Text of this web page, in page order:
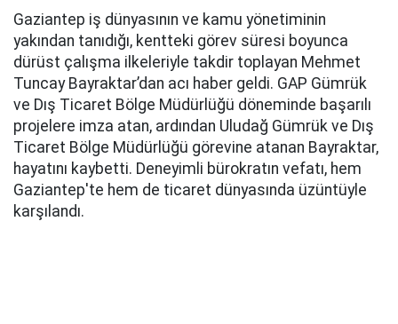
Gaziantep iş dünyasının ve kamu yönetiminin
yakından tanıdığı, kentteki görev süresi boyunca
dürüst çalışma ilkeleriyle takdir toplayan Mehmet
Tuncay Bayraktar’dan acı haber geldi. GAP Gümrük
ve Dış Ticaret Bölge Müdürlüğü döneminde başarılı
projelere imza atan, ardından Uludağ Gümrük ve Dış
Ticaret Bölge Müdürlüğü görevine atanan Bayraktar,
hayatını kaybetti. Deneyimli bürokratın vefatı, hem
Gaziantep'te hem de ticaret dünyasında üzüntüyle
karşılandı.